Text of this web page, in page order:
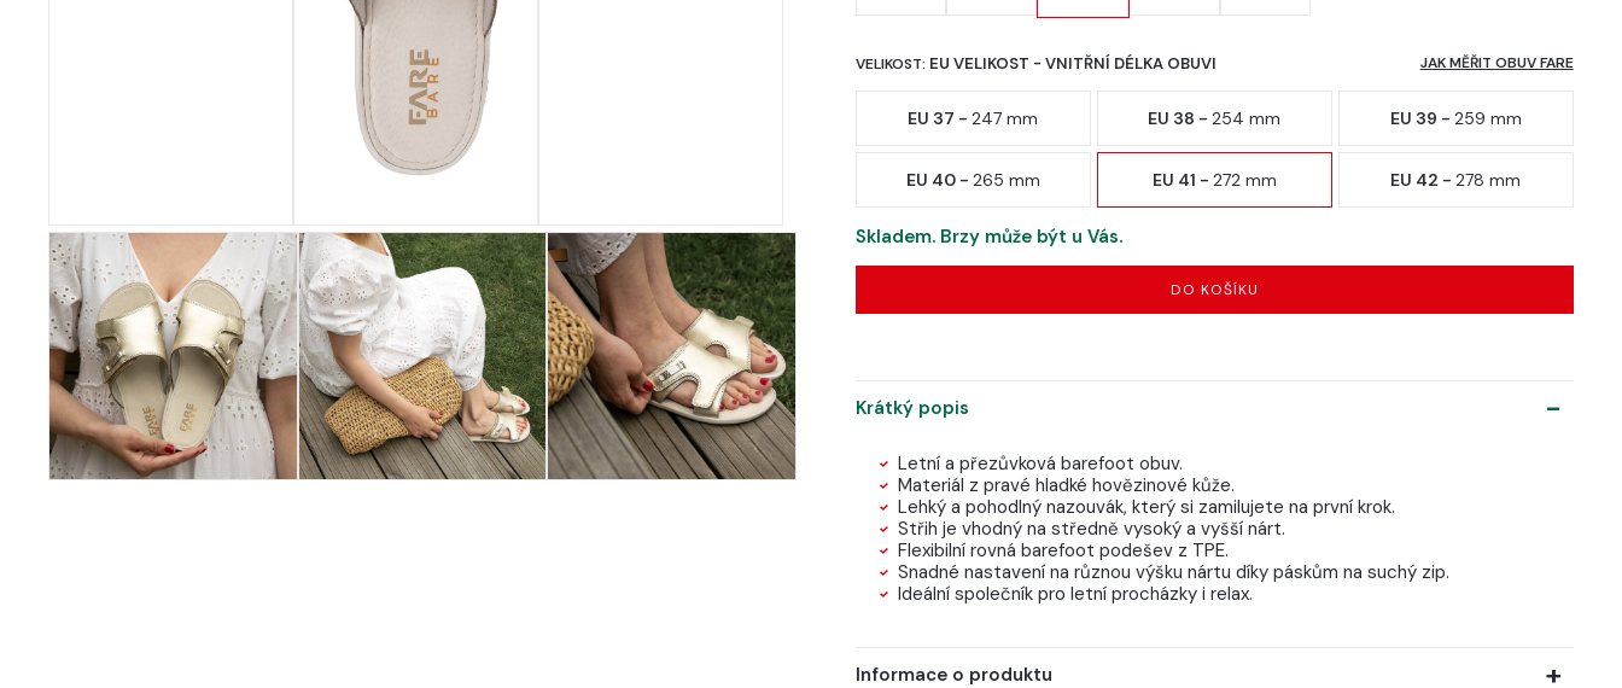
VELIKOST: EU VELIKOST - VNITŘNÍ DÉLKA OBUVI JAK MĚŘIT OBUV FARE
EU 37 -247 mm EU 38 -254 mm EU 39 - 259 mm
EU 40 - 265 mm EU 41 - 272 mm EU 42 -278 mm
Skladem. Brzy může být u Vás.
DO KOŠÍKU
Krátký popis
Letní a přezůvková barefoot obuv.
Materiál z pravé hladké hovězinové kůže.
Lehký a pohodlný nazouvák, který si zamilujete na první krok.
Střih je vhodný na středně vysoký a vyšší nárt.
Flexibilní rovná barefoot podešev z TPE.
Snadné nastavení na různou výšku nártu díky páskům na suchý zip.
Ideální společník pro letní procházky i relax.
Informace o produktu